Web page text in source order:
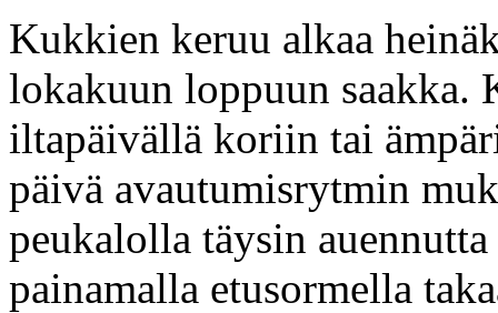
Kukkien keruu alkaa
lokakuun loppuun saakka.
iltapäivällä koriin tai
päivä avautumisrytmin
peukalolla täysin
painamalla etusormella